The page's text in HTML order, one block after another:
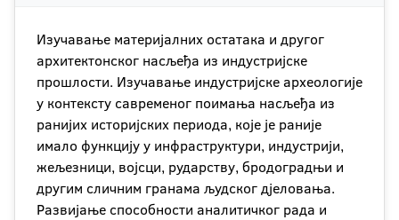
Изучавање материјалних остатака и другог
aрхитектонског насљеђa из индустријске
прошлости. Изучавање индустријске археологије
у контексту савременог поимања насљеђа из
ранијих историјских периода, које је раније
имало функцију у инфраструктури, индустрији,
жељезници, војсци, рударству, бродоградњи и
другим сличним гранама људског дјеловања.
Развијање способности аналитичког рада и